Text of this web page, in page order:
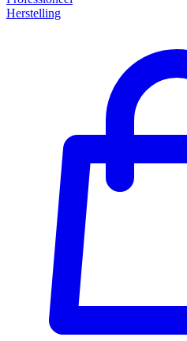
Herstelling